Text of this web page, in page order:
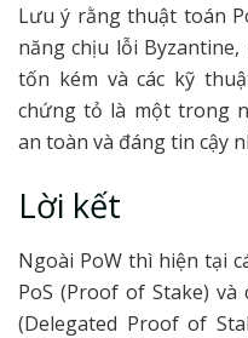
Lưu ý rằng thuật toán
năng chịu lỗi
tốn kém và các kỹ
chứng tỏ là một trong
an toàn và đáng tin cậy
Lời kết
Ngoài PoW thì hiện tại
PoS (Proof of Stake)
(Delegated Proof of